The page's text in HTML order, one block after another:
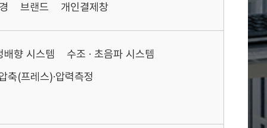
브랜드 개인결제창
배향 시스템
수조 · 초음파 시스템
축(프레스)·압력측정